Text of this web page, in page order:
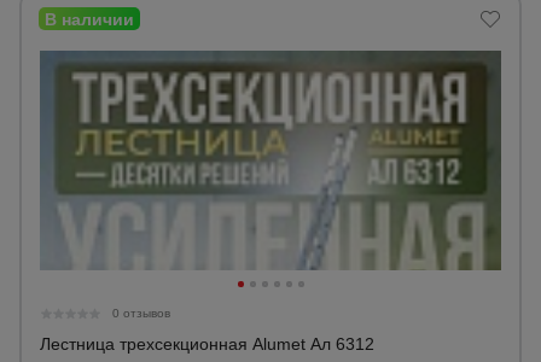
0 отзывов
Лестница трехсекционная Alumet Ал 6312